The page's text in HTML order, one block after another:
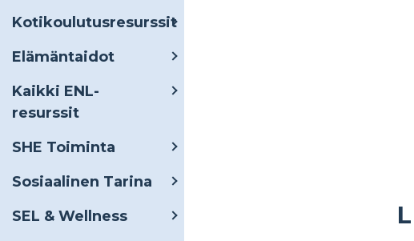
Kotikoulutusresurssit
Elämäntaidot
Kaikki ENL-
resurssit
SHE Toiminta
Sosiaalinen Tarina
SEL & Wellness